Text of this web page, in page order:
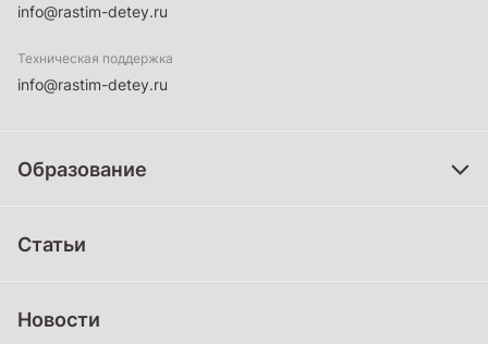
info@rastim-detey.ru
Техническая поддержка
info@rastim-detey.ru
Образование
Статьи
Новости